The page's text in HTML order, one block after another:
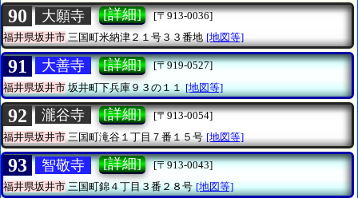
90 大願寺 [詳細]
[〒913-0036]
福井県坂井市三国町米納津２１号３３番地 [地図等]
91 大善寺 [詳細]
[〒919-0527]
福井県坂井市坂井町下兵庫９３の１１ [地図等]
92 瀧谷寺 [詳細]
[〒913-0054]
福井県坂井市 三国町滝谷１丁目７番１５号 [地図等]
93 智敬寺 [詳細]
[〒913-0043]
福井県坂井市三国町錦４丁目３番２８号 [地図等]